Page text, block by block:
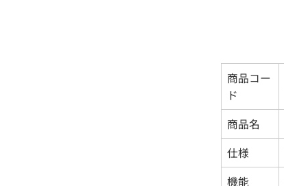
商品コー
ド
商品名
仕様
機能